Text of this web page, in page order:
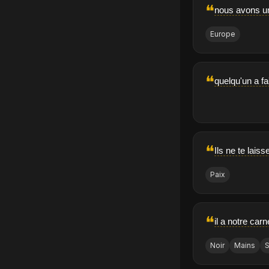
❝nous avons
Europe
❝quelqu'un a
❝Ils ne te
Paix
❝il a notre
Noir Mains